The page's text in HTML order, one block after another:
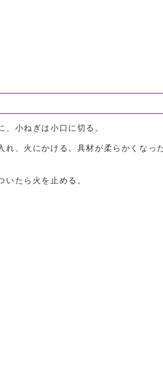
小ねぎは小口に切る。
れ、火にかける。具材が柔らかくなっ
たら火を止める。